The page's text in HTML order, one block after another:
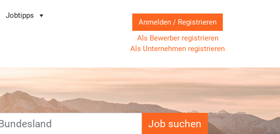
Jobtipps
Anmelden / Registrieren
Als Bewerber registrieren
Als Unternehmen registrieren
Job suchen